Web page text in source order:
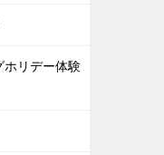
ホリデー体験